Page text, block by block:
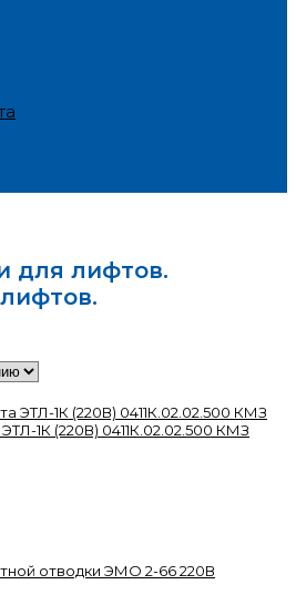
для лифтов.
1К (220В) 0411К.02.02.500 КМЗ